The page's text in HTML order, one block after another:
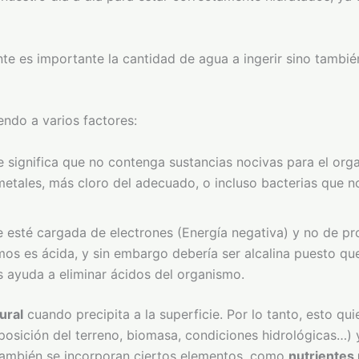
es importante la cantidad de agua a ingerir sino
a varios factores:
que no contenga sustancias nocivas para el
más cloro del adecuado, o incluso bacterias que
esté cargada de electrones (Energía negativa) y no de
es ácida, y sin embargo debería ser alcalina puesto
a eliminar ácidos del organismo.
cuando precipita a la superficie. Por lo tanto, esto
del terreno, biomasa, condiciones
se incorporan ciertos elementos, como nutrientes